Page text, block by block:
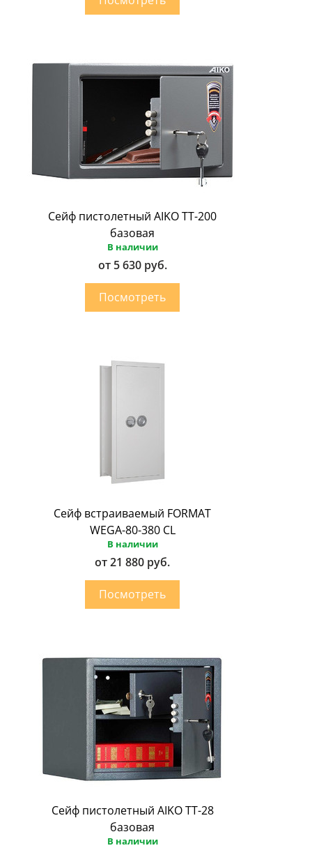
Сейф пистолетный AIKO ТТ-200
базовая
В наличии
от 5 630 руб.
Сейф встраиваемый FORMAT
WEGA-80-380 CL
В наличии
от 21 880 руб.
Сейф пистолетный AIKO ТТ-28
базовая
В наличии